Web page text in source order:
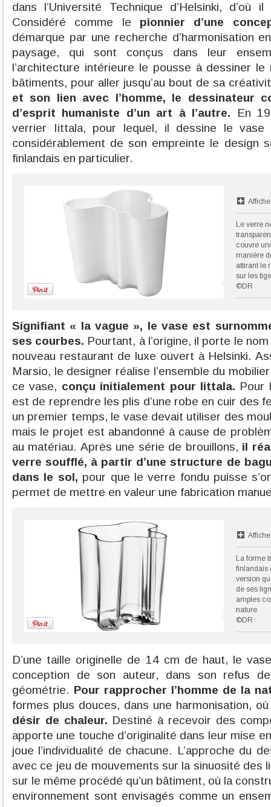
dans l’Université Technique d’Helsinki,
Considéré comme le pionnier d’une
démarque par une recherche d’harmonisation
paysage, qui sont conçus dans leur
l’architecture intérieure le pousse à dessiner
bâtiments, pour aller jusqu’au bout de sa
et son lien avec l’homme, le dessinateur
d’esprit humaniste d’un art à l’autre. En
verrier Iittala, pour lequel, il dessine le vase
considérablement de son empreinte le design
finlandais en particulier.
Le verre
couvre
manière
attirant le
sur les
©DR
Signifiant « la vague », le vase est
ses courbes. Pourtant, à l’origine, il porte le
nouveau restaurant de luxe ouvert à Helsinki.
Marsio, le designer réalise l’ensemble du
ce vase, conçu initialement pour Iittala. Pour
est de reprendre les plis d’une robe en cuir des
un premier temps, le vase devait utiliser des
mais le projet est abandonné à cause de
au matériau. Après une série de brouillons, il
verre soufflé, à partir d’une structure de
dans le sol, pour que le verre fondu puisse
permet de mettre en valeur une fabrication
La forme
finlandais
version
de ses
amples
nature.
©DR
D’une taille originelle de 14 cm de haut, le
conception de son auteur, dans son refus
géométrie. Pour rapprocher l’homme de la
formes plus douces, dans une harmonisation,
désir de chaleur. Destiné à recevoir des
apporte une touche d’originalité dans leur mise
joue l’individualité de chacune. L’approche du
avec ce jeu de mouvements sur la sinuosité des
sur le même procédé qu’un bâtiment, où la
environnement sont envisagés comme un